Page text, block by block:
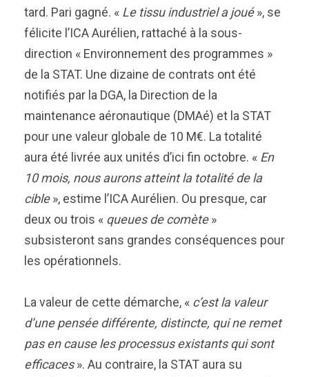
tard. Pari gagné. « Le tissu industriel a joué», se
félicite l’ICA Aurélien, rattaché à la sous-
direction « Environnement des programmes »
de la STAT. Une dizaine de contrats ont été
notifiés par la DGA, la Direction de la
maintenance aéronautique (DMAé) et la STAT
pour une valeur globale de 10 M€. La totalité
aura été livrée aux unités d’ici fin octobre. « En
10 mois, nous aurons atteint la totalité de la
cible», estime l’ICA Aurélien. Ou presque, car
deux ou trois « queues de comète»
subsisteront sans grandes conséquences pour
les opérationnels.
La valeur de cette démarche, « c’est la valeur
d’une pensée différente, distincte, qui ne remet
pas en cause les processus existants qui sont
efficaces». Au contraire, la STAT aura su